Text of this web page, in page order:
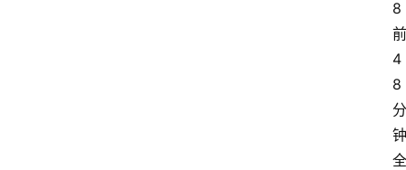
8
前
4
8
分
钟
全